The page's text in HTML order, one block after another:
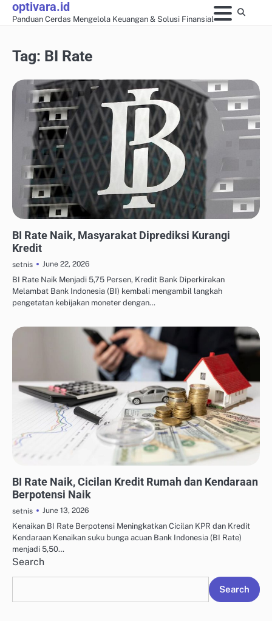
Skipoptivara.id
Panduan Cerdas Mengelola Keuangan & Solusi Finansial
Tag: BI Rate
BI Rate Naik, Masyarakat Diprediksi Kurangi
Kredit
setnis
June 22, 2026
BI Rate Naik Menjadi 5,75 Persen, Kredit Bank Diperkirakan
Melambat Bank Indonesia (BI) kembali mengambil langkah
pengetatan kebijakan moneter dengan…
BI Rate Naik, Cicilan Kredit Rumah dan Kendaraan
Berpotensi Naik
setnis
June 13, 2026
Kenaikan BI Rate Berpotensi Meningkatkan Cicilan KPR dan Kredit
Kendaraan Kenaikan suku bunga acuan Bank Indonesia (BI Rate)
menjadi 5,50…
Search
Search